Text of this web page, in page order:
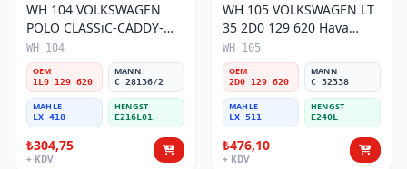
WH 104 VOLKSWAGEN
POLO CLASSiC-CADDY-
SEAT iBiZA 1L0 129 620
Hava Filtresi
WH 104
OEM
1L0 129 620
MANN
C 28136/2
MAHLE
LX 418
HENGST
E216L01
₺304,75
+ KDV
WH 105 VOLKSWAGEN LT
35 2D0 129 620 Hava
Filtresi
WH 105
OEM
2D0 129 620
MANN
C 32338
MAHLE
LX 511
HENGST
E240L
₺476,10
+ KDV